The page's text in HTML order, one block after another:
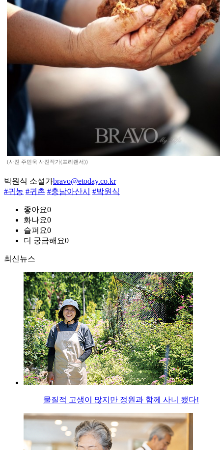
(사진 주민욱 사진작가(프리랜서))
박원식 소설가bravo@etoday.co.kr
#귀농 #귀촌 #충남아산시 #박원식
좋아요0
화나요0
슬퍼요0
더 궁금해요0
최신뉴스
물질적 고생이 많지만 정원과 함께 사니 됐다!